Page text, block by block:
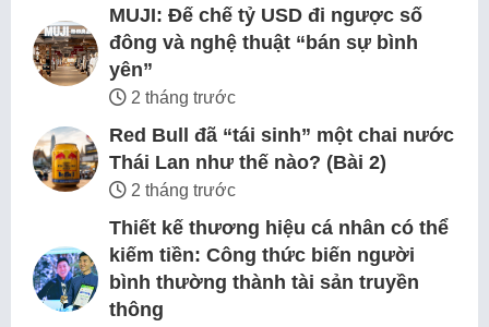
MUJI: Đế chế tỷ USD đi ngược số
đông và nghệ thuật “bán sự bình
yên”
2 tháng trước
Red Bull đã “tái sinh” một chai nước
Thái Lan như thế nào? (Bài 2)
2 tháng trước
Thiết kế thương hiệu cá nhân có thể
kiếm tiền: Công thức biến người
bình thường thành tài sản truyền
thông